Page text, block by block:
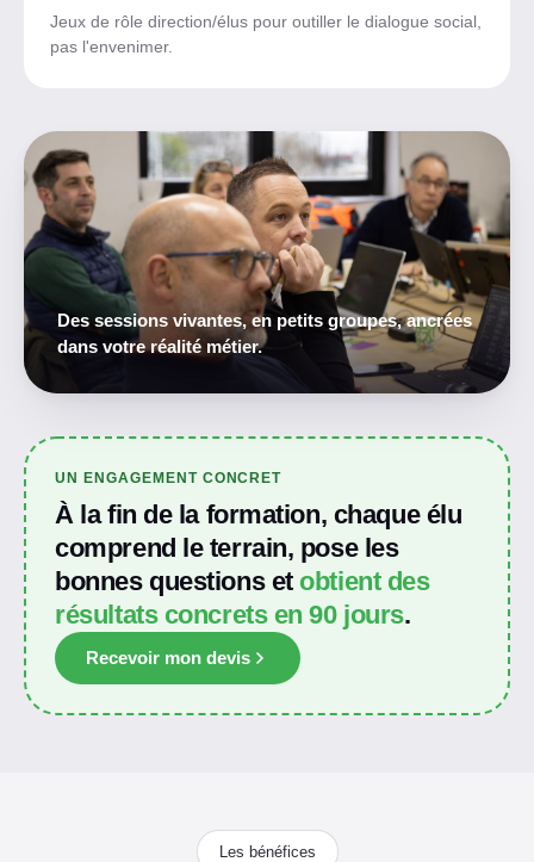
Jeux de rôle direction/élus pour outiller le dialogue social,
pas l'envenimer.
Des sessions vivantes, en petits groupes, ancrées
dans votre réalité métier.
UN ENGAGEMENT CONCRET
À la fin de la formation, chaque élu
comprend le terrain, pose les
bonnes questions et obtient des
résultats concrets en 90 jours.
Recevoir mon devis
Les bénéfices